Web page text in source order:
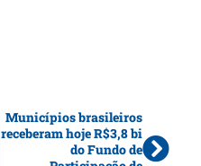
Municípios brasileiros
receberam hoje R$3,8 bi
do Fundo de